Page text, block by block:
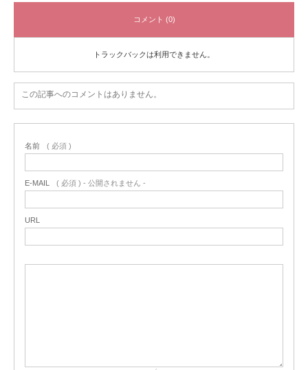
コメント (0)
トラックバックは利用できません。
この記事へのコメントはありません。
名前 ( 必須 )
E-MAIL ( 必須 ) - 公開されません -
URL